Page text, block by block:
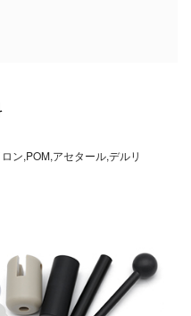
ン,POM,アセタール,デルリ